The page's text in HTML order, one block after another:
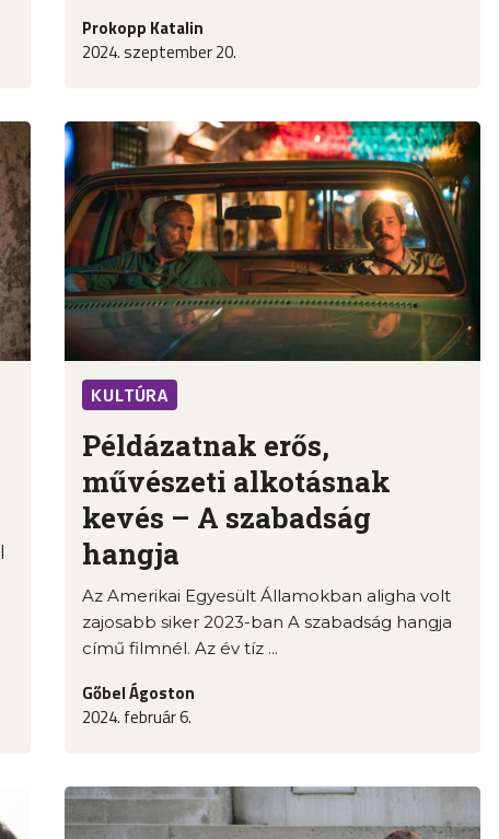
Prokopp Katalin
2024. szeptember 20.
KULTÚRA
Példázatnak erős,
művészeti alkotásnak
kevés – A szabadság
hangja
Az Amerikai Egyesült Államokban aligha volt
zajosabb siker 2023-ban A szabadság hangja
című filmnél. Az év tíz ...
Gőbel Ágoston
2024. február 6.